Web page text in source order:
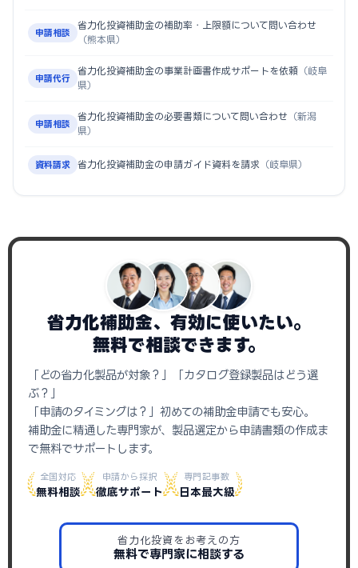
申請相談
省力化投資補助金の補助率・上限額について問い合わせ
（熊本県）
申請代行
省力化投資補助金の事業計画書作成サポートを依頼 （岐阜
県）
申請相談
省力化投資補助金の必要書類について問い合わせ （新潟
県）
資料請求 省力化投資補助金の申請ガイド資料を請求 （岐阜県）
省力化補助金、有効に使いたい。
無料で相談できます。
「どの省力化製品が対象？」「カタログ登録製品はどう選
ぶ？」
「申請のタイミングは？」初めての補助金申請でも安心。
補助金に精通した専門家が、製品選定から申請書類の作成ま
で無料でサポートします。
全国対応
無料相談
申請から採択
徹底サポート
専門記事数
日本最大級
省力化投資をお考えの方
無料で専門家に相談する